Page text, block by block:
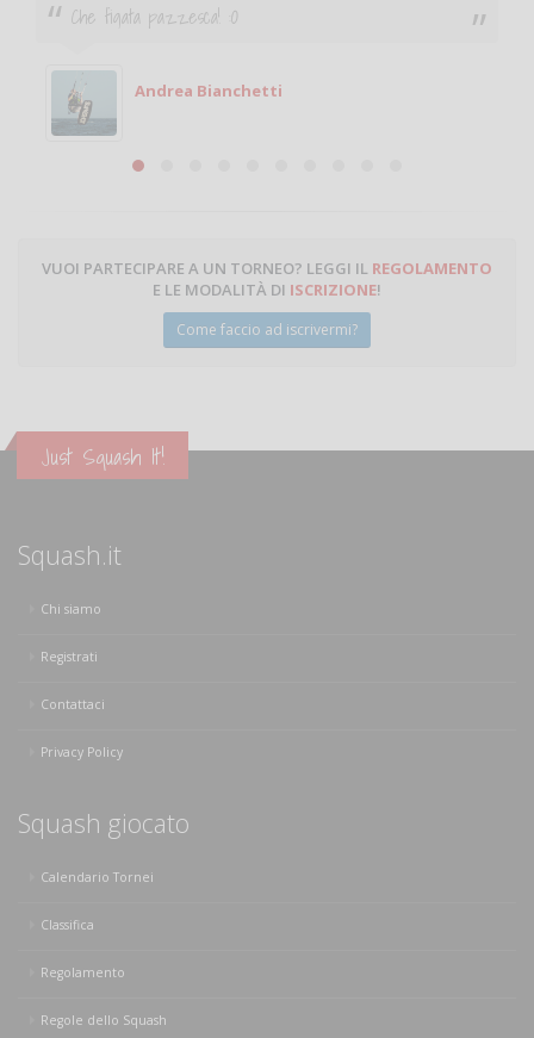
Ciao. Sono a Treviglio da poco e vorrei tornare a
giocare. Se sei in zona e puoi giocare fammi sapere.
Michele
Michele Miglionico
VUOI PARTECIPARE A UN TORNEO? LEGGI IL REGOLAMENTO
E LE MODALITÀ DI ISCRIZIONE!
Come faccio ad iscrivermi?
Just Squash It!
Squash.it
Chi siamo
Registrati
Contattaci
Privacy Policy
Squash giocato
Calendario Tornei
Classifica
Regolamento
Regole dello Squash